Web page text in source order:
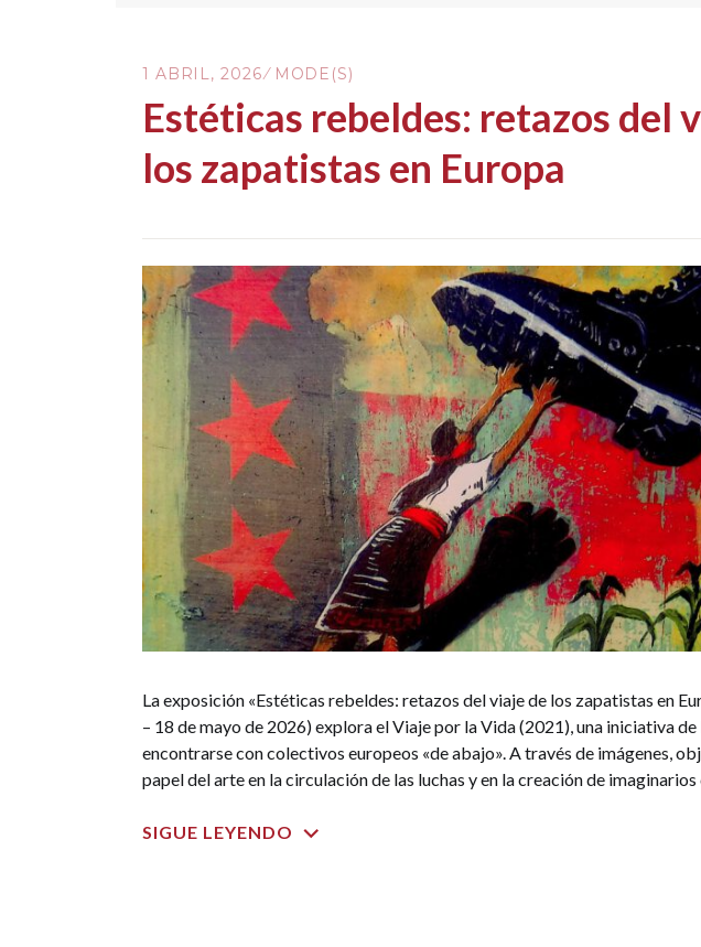
1 ABRIL, 2026 MODE(S)
Estéticas rebeldes: retazos del
los zapatistas en Europa
La exposición «Estéticas rebeldes: retazos del viaje de los zapatistas en
– 18 de mayo de 2026) explora el Viaje por la Vida (2021), una iniciativa
encontrarse con colectivos europeos «de abajo». A través de imágenes,
papel del arte en la circulación de las luchas y en la creación de imaginarios
SIGUE LEYENDO